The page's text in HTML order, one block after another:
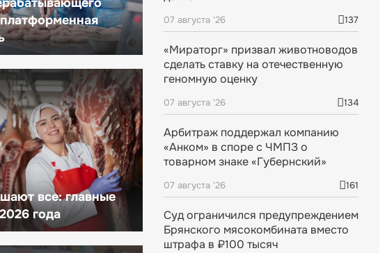
все: главные
года
07 августа '26 137
«Мираторг» призвал животноводов
сделать ставку на отечественную
геномную оценку
07 августа '26 134
Арбитраж поддержал компанию
«Анком» в споре с ЧМПЗ о
товарном знаке «Губернский»
07 августа '26 161
Суд ограничился предупреждением
Брянского мясокомбината вместо
штрафа в ₽100 тысяч